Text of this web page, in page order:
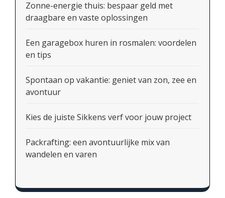
Zonne-energie thuis: bespaar geld met
draagbare en vaste oplossingen
Een garagebox huren in rosmalen: voordelen
en tips
Spontaan op vakantie: geniet van zon, zee en
avontuur
Kies de juiste Sikkens verf voor jouw project
Packrafting: een avontuurlijke mix van
wandelen en varen